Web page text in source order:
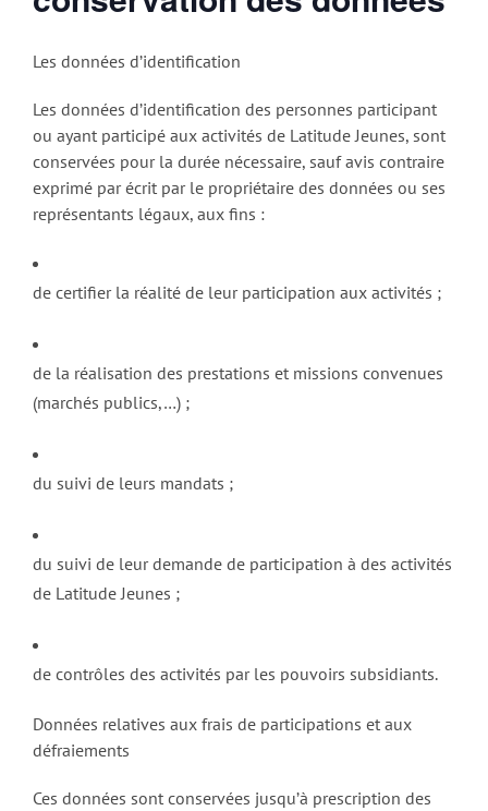
Les données d’identification
Les données d’identification des personnes participant
ou ayant participé aux activités de Latitude Jeunes, sont
conservées pour la durée nécessaire, sauf avis contraire
exprimé par écrit par le propriétaire des données ou ses
représentants légaux, aux fins :
de certifier la réalité de leur participation aux activités ;
de la réalisation des prestations et missions convenues
(marchés publics,…) ;
du suivi de leurs mandats ;
du suivi de leur demande de participation à des activités
de Latitude Jeunes ;
de contrôles des activités par les pouvoirs subsidiants.
Données relatives aux frais de participations et aux
défraiements
Ces données sont conservées jusqu’à prescription des